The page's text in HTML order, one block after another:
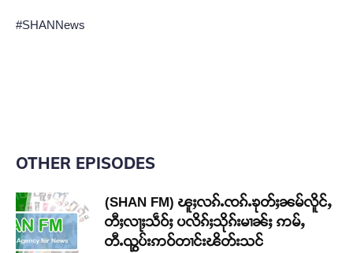
#SHANNews
OTHER EPISODES
(SHAN FM) ၽူႈလၵ်ႉၸၵ်ႉၶုတ်ႈၼမ်လိူင်ႇ
တီႈလႃႈသဵဝ်ႈ ပလိၵ်ႈသိုၵ်းမၢၼ်ႈ ဢမ်ႇ
တီႉၺွပ်းဢဝ်တၢင်းၽိတ်းသင်